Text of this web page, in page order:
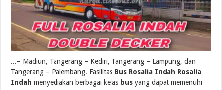
...– Madiun, Tangerang – Kediri, Tangerang – Lampung, dan
Tangerang – Palembang. Fasilitas Bus Rosalia Indah Rosalia
Indah menyediakan berbagai kelas bus yang dapat memenuhi